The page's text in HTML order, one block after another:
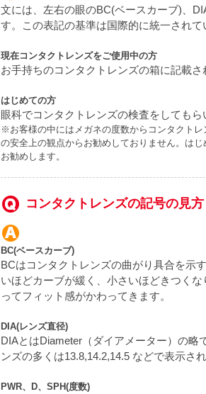
文には、左右の眼のBC(ベースカーブ)、
す。この表記の基準は国際的に統一され
現在コンタクトレンズをご使用中の方
お手持ちのコンタクトレンズの箱に記載
はじめての方
眼科でコンタクトレンズの検査をしてもら
※お客様の中にはメガネの度数からコンタクト
の安全上の観点からお勧めしておりません。は
お勧めします。
コンタクトレンズの記号の見方
BC(ベースカーブ)
BCはコンタクトレンズの曲がり具合を示
いほどカーブが緩く、小さいほどきつく
ってフィット感がかわってきます。
DIA(レンズ直径)
DIAとはDiameter（ダイアメーター）の略
ンズの多くは13.8,14.2,14.5 などで表示さ
PWR、D、SPH(度数)